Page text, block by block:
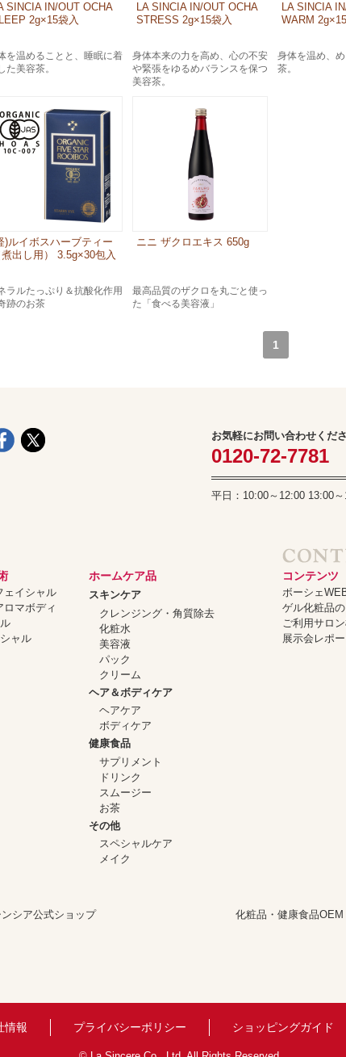
SINCIA IN/OUT OCHA
2g×15袋入
を温めることと、睡眠に着
た美容茶。
LA SINCIA IN/OUT OCHA
STRESS 2g×15袋入
身体本来の力を高め、心の不安
や緊張をゆるめバランスを保つ
美容茶。
LA SINCIA
WARM
身体を温め、
茶。
)ルイボスハーブティー
煮出し用） 3.5g×30包入
ラルたっぷり＆抗酸化作用
跡のお茶
ニニ ザクロエキス 650g
最高品質のザクロを丸ごと使っ
た「食べる美容液」
1
お気軽にお問い合わせくだ
0120-72-7781
平日：10:00～12:00 13:00
ェイシャル
ロマボディ
ャル
ホームケア品
スキンケア
クレンジング・角質除去
化粧水
美容液
パック
クリーム
ヘア＆ボディケア
ヘアケア
ボディケア
健康食品
サプリメント
ドリンク
スムージー
お茶
その他
スペシャルケア
メイク
コンテンツ
ボーシェ
ゲル化粧品
ご利用サロ
展示会レポー
ンシア公式ショップ 化粧品・健康食品OEM
情報 プライバシーポリシー ショッピングガイド